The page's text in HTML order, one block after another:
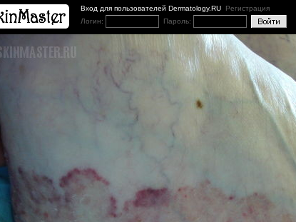
Вход для пользователей Dermatology.RU Регистрация
Логин:
Пароль: